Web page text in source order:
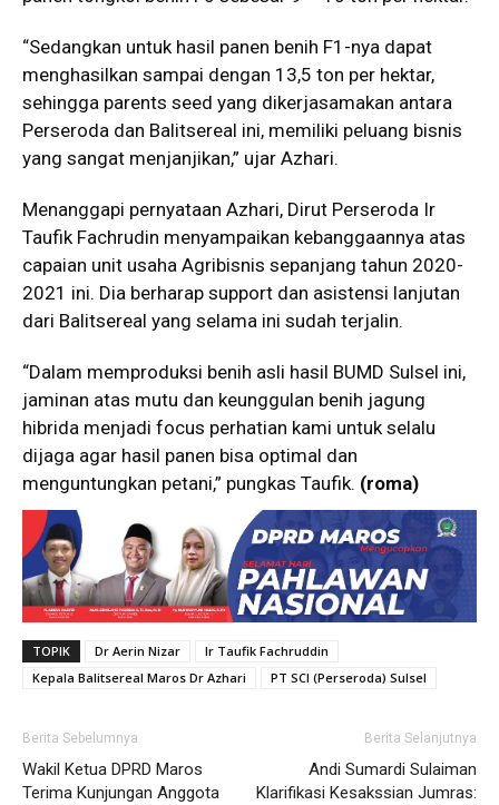
“Sedangkan untuk hasil panen benih F1-nya dapat
menghasilkan sampai dengan 13,5 ton per hektar,
sehingga parents seed yang dikerjasamakan antara
Perseroda dan Balitsereal ini, memiliki peluang bisnis
yang sangat menjanjikan,” ujar Azhari.
Menanggapi pernyataan Azhari, Dirut Perseroda Ir
Taufik Fachrudin menyampaikan kebanggaannya atas
capaian unit usaha Agribisnis sepanjang tahun 2020-
2021 ini. Dia berharap support dan asistensi lanjutan
dari Balitsereal yang selama ini sudah terjalin.
“Dalam memproduksi benih asli hasil BUMD Sulsel ini,
jaminan atas mutu dan keunggulan benih jagung
hibrida menjadi focus perhatian kami untuk selalu
dijaga agar hasil panen bisa optimal dan
menguntungkan petani,” pungkas Taufik. (roma)
TOPIK Dr Aerin Nizar
Ir Taufik Fachruddin
Kepala Balitsereal Maros Dr Azhari
PT SCI (Perseroda) Sulsel
Berita Sebelumnya
Wakil Ketua DPRD Maros
Terima Kunjungan Anggota
Berita Selanjutnya
Andi Sumardi Sulaiman
Klarifikasi Kesakssian Jumras: